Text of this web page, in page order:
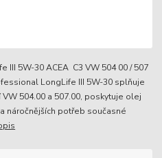
III 5W-30 ACEA C3 VW 504 00 / 507
LongLife III 5W-30 splňuje
504.00 a 507.00, poskytuje olej
náročnějších potřeb současné